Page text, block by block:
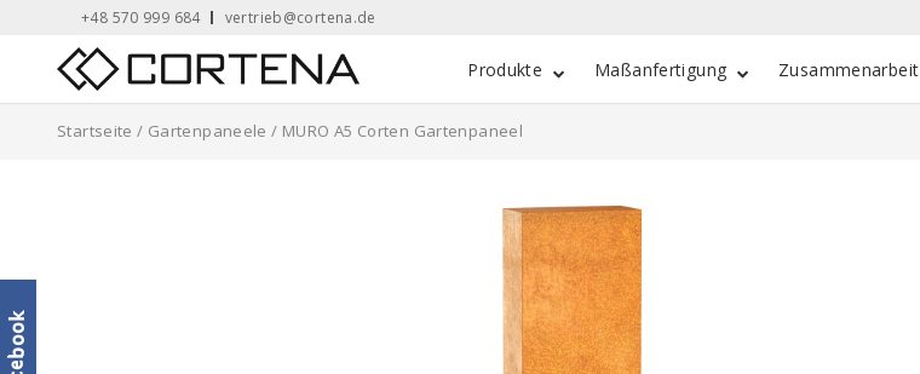
+48 570 999 684 vertrieb@cortena.de
Home Produkte Maßanfertigung Zusammenarbeit
Startseite / Gartenpaneele / MURO A5 Corten Gartenpaneel